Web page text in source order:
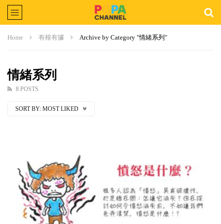
Home 有根有據 Archive by Category "情緒系列"
情緒系列
8 POSTS
SORT BY: MOST LIKED